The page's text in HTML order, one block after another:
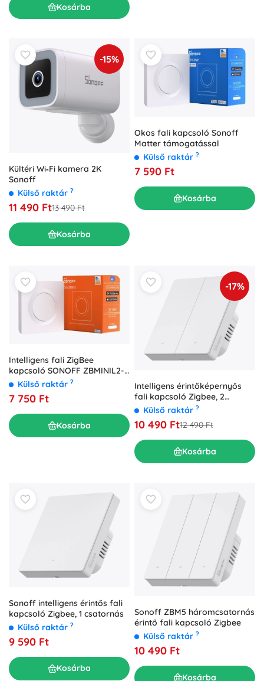
Kosárba
-15%
Kültéri Wi‑Fi kamera 2K
Sonoff
Külső raktár ?
11 490 Ft13 490 Ft
Kosárba
Okos fali kapcsoló Sonoff
Matter támogatással
Külső raktár ?
7 590 Ft
Kosárba
Intelligens fali ZigBee
kapcsoló SONOFF ZBMINIL2-E
nulla vezeték nélkül
Külső raktár ?
7 750 Ft
Kosárba
-17%
Intelligens érintőképernyős
fali kapcsoló Zigbee, 2
csatornás SONOFF ZBM5,
Külső raktár ?
10 490 Ft12 490 Ft
Kosárba
Sonoff intelligens érintős fali
kapcsoló Zigbee, 1 csatornás
Külső raktár ?
9 590 Ft
Kosárba
Sonoff ZBM5 háromcsatornás
érintő fali kapcsoló Zigbee
Külső raktár ?
10 490 Ft
Kosárba